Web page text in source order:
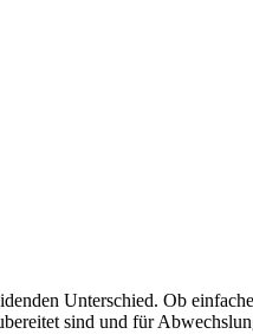
Unterschied. Ob
sind und für